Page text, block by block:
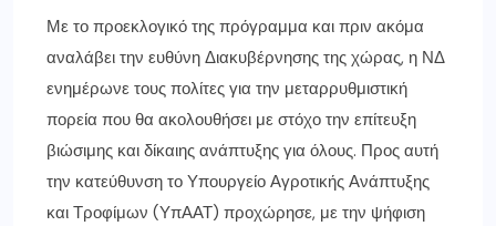
Με το προεκλογικό της πρόγραμμα και πριν ακόμα
αναλάβει την ευθύνη Διακυβέρνησης της χώρας, η ΝΔ
ενημέρωνε τους πολίτες για την μεταρρυθμιστική
πορεία που θα ακολουθήσει με στόχο την επίτευξη
βιώσιμης και δίκαιης ανάπτυξης για όλους. Προς αυτή
την κατεύθυνση το Υπουργείο Αγροτικής Ανάπτυξης
και Τροφίμων (ΥπΑΑΤ) προχώρησε, με την ψήφιση